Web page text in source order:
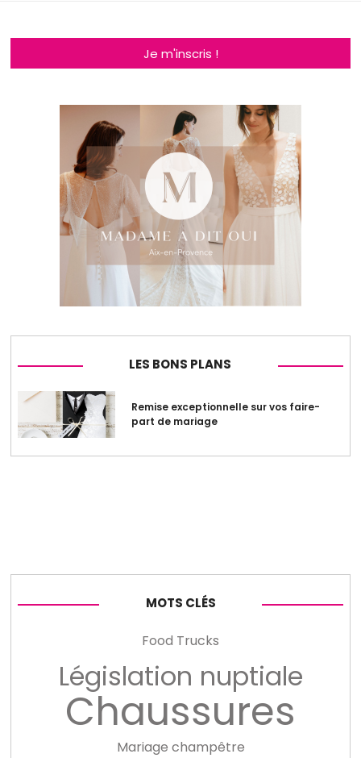
Je m'inscris !
LES BONS PLANS
Remise exceptionnelle sur vos faire-
part de mariage
MOTS CLÉS
Food Trucks
Législation nuptiale
Chaussures
Mariage champêtre